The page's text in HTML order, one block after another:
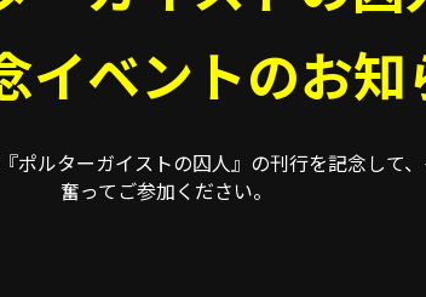
イベントのお知
ポルターガイストの囚人』の刊行を記念して
奮ってご参加ください。